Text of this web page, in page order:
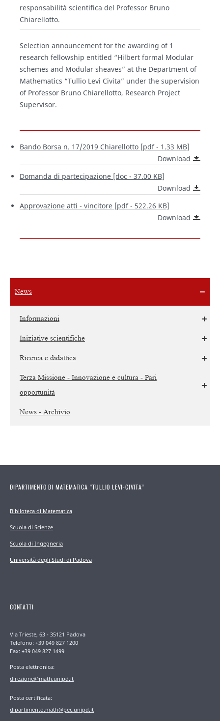
News
Informazioni
Iniziative scientifiche
Ricerca e didattica
Terza Missione - Innovazione e cultura - Pari
opportunità
News - Archivio
responsabilità scientifica del Professor Bruno
Chiarellotto.
Selection announcement for the awarding of 1
research fellowship entitled “Hilbert formal Modular
schemes and Modular sheaves” at the Department of
Mathematics “Tullio Levi Civita” under the supervision
of Professor Bruno Chiarellotto, Research Project
Supervisor.
Bando Borsa n. 17/2019 Chiarellotto [pdf - 1.33 MB]
Download
Domanda di partecipazione [doc - 37.00 KB]
Download
Approvazione atti - vincitore [pdf - 522.26 KB]
Download
DIPARTIMENTO DI MATEMATICA “TULLIO LEVI-CIVITA”
Biblioteca di Matematica
Scuola di Scienze
Scuola di Ingegneria
Università degli Studi di Padova
CONTATTI
Via Trieste, 63 - 35121 Padova
Telefono: +39 049 827 1200
Fax: +39 049 827 1499
Posta elettronica:
direzione@math.unipd.it
Posta certificata:
dipartimento.math@pec.unipd.it